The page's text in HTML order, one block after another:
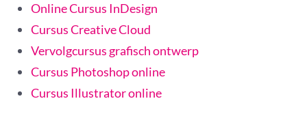
Online Cursus InDesign
Cursus Creative Cloud
Vervolgcursus grafisch ontwerp
Cursus Photoshop online
Cursus Illustrator online